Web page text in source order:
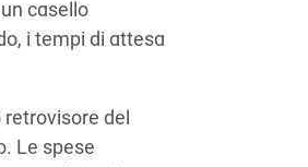
casello
i tempi di attesa
del
Le spese